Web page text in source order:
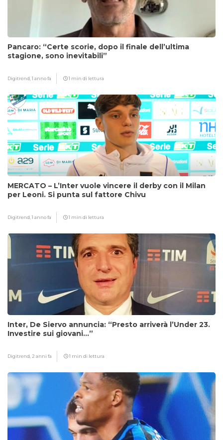
Pancaro: “Certe scorie, dopo il finale dell’ultima
stagione, sono inevitabili”
Digitrend,1 anno fa 1 min di lettura
MERCATO – L’Inter vuole vincere il derby con il Milan
per Leoni. Si punta sul fattore Chivu
Digitrend,1 anno fa 1 min di lettura
Inter, De Siervo annuncia: “Presto arriverà l’Under 23.
Investire sui giovani…”
Digitrend, 2 anni fa 1 min di lettura